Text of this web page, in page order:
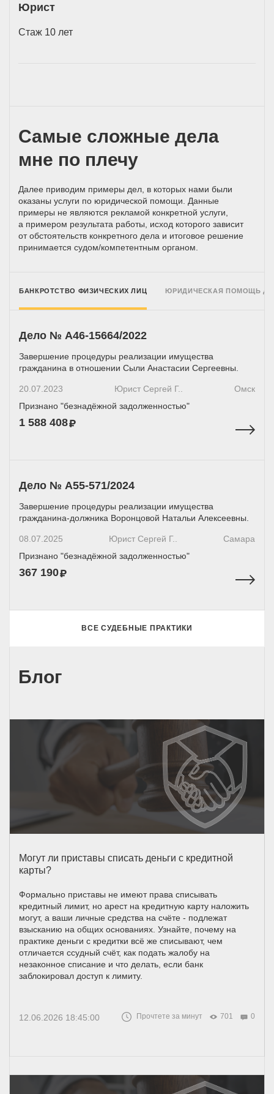
Юрист
Стаж 10 лет
Самые сложные дела
мне по плечу
Далее приводим примеры дел, в которых нами были
оказаны услуги по юридической помощи. Данные
примеры не являются рекламой конкретной услуги,
а примером результата работы, исход которого зависит
от обстоятельств конкретного дела и итоговое решение
принимается судом/компетентным органом.
БАНКРОТСТВО ФИЗИЧЕСКИХ ЛИЦ ЮРИДИЧЕСКАЯ ПОМОЩЬ
Дело № А46-15664/2022
Завершение процедуры реализации имущества
гражданина в отношении Сыли Анастасии Сергеевны.
20.07.2023 Юрист Сергей Г..
Омск
Признано "безнадёжной задолженностью"
1 588 408
Дело № А55-571/2024
Завершение процедуры реализации имущества
гражданина-должника Воронцовой Натальи Алексеевны.
08.07.2025 Юрист Сергей Г..
Самара
Признано "безнадёжной задолженностью"
367 190
ВСЕ СУДЕБНЫЕ ПРАКТИКИ
Блог
Могут ли приставы списать деньги с кредитной
карты?
Формально приставы не имеют права списывать
кредитный лимит, но арест на кредитную карту наложить
могут, а ваши личные средства на счёте - подлежат
взысканию на общих основаниях. Узнайте, почему на
практике деньги с кредитки всё же списывают, чем
отличается ссудный счёт, как подать жалобу на
незаконное списание и что делать, если банк
заблокировал доступ к лимиту.
12.06.2026 18:45:00 Прочтете за минут 701 0